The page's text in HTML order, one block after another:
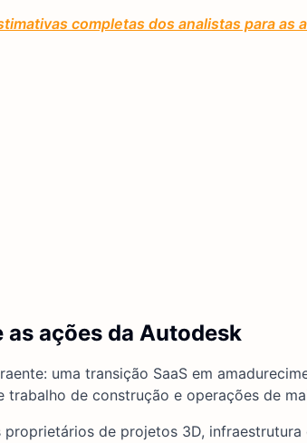
completas dos analistas para as
as ações da Autodesk
uma transição SaaS em
de construção e operações de
de projetos 3D,